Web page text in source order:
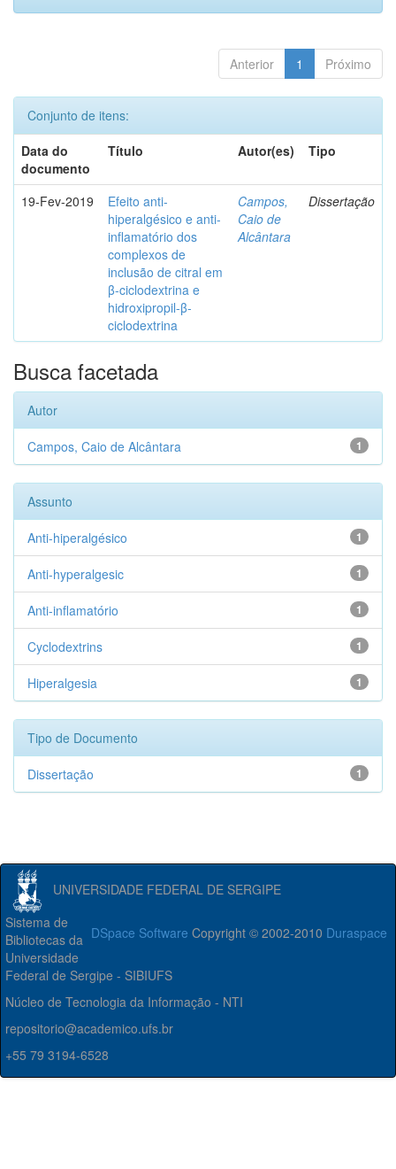
Anterior 1 Próximo
Conjunto de itens:
Data do
documento
Título Autor(es) Tipo
19-Fev-2019
Efeito anti-
hiperalgésico e anti-
inflamatório dos
complexos de
inclusão de citral em
β-ciclodextrina e
hidroxipropil-β-
ciclodextrina
Campos,
Caio de
Alcântara
Dissertação
Busca facetada
Autor
1
Campos, Caio de Alcântara
Assunto
1
Anti-hiperalgésico
1
Anti-hyperalgesic
1
Anti-inflamatório
1
Cyclodextrins
1
Hiperalgesia
Tipo de Documento
1
Dissertação
UNIVERSIDADE FEDERAL DE SERGIPE
DSpace Software Copyright © 2002-2010 Duraspace
Sistema de
Bibliotecas da
Universidade
Federal de Sergipe - SIBIUFS
Núcleo de Tecnologia da Informação - NTI
repositorio@academico.ufs.br
+55 79 3194-6528